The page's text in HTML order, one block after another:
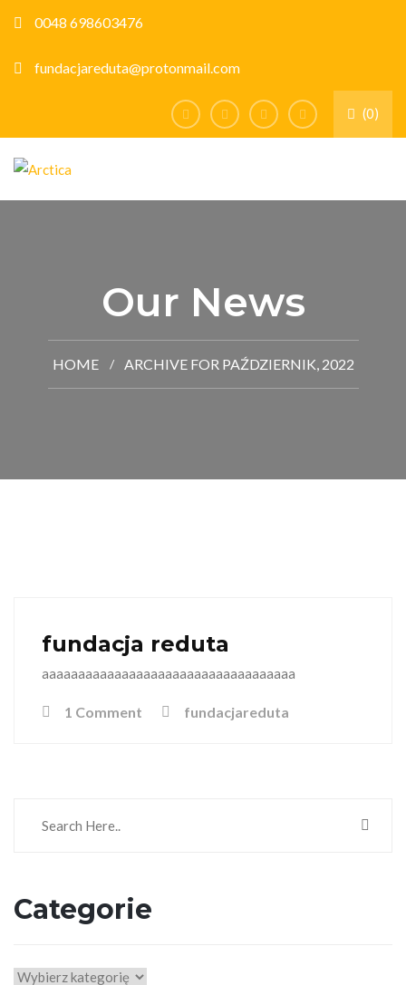
0048 698603476
fundacjareduta@protonmail.com
(0)
Our News
HOME ARCHIVE FOR PAŹDZIERNIK, 2022
fundacja reduta
aaaaaaaaaaaaaaaaaaaaaaaaaaaaaaaaaaa
1 Comment fundacjareduta
Categorie
Categorie